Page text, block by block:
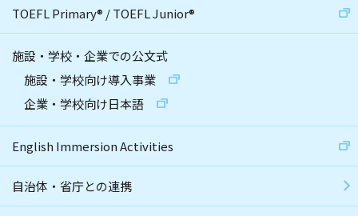
TOEFL Primary® /TOEFL Junior®
施設・学校・企業での公文式
施設・学校向け導入事業
企業・学校向け日本語
English Immersion Activities
自治体・省庁との連携